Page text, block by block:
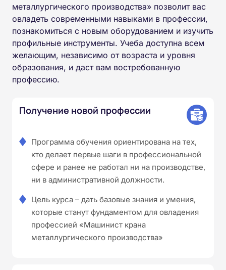
металлургического производства» позволит вас
овладеть современными навыками в профессии,
познакомиться с новым оборудованием и изучить
профильные инструменты. Учеба доступна всем
желающим, независимо от возраста и уровня
образования, и даст вам востребованную
профессию.
Получение новой профессии
Программа обучения ориентирована на тех,
кто делает первые шаги в профессиональной
сфере и ранее не работал ни на производстве,
ни в административной должности.
Цель курса – дать базовые знания и умения,
которые станут фундаментом для овладения
профессией «Машинист крана
металлургического производства»